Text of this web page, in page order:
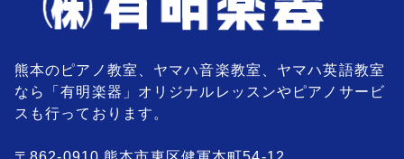
熊本のピアノ教室、ヤマハ音楽教室、ヤマハ英語教室
なら「有明楽器」オリジナルレッスンやピアノサービ
スも行っております。